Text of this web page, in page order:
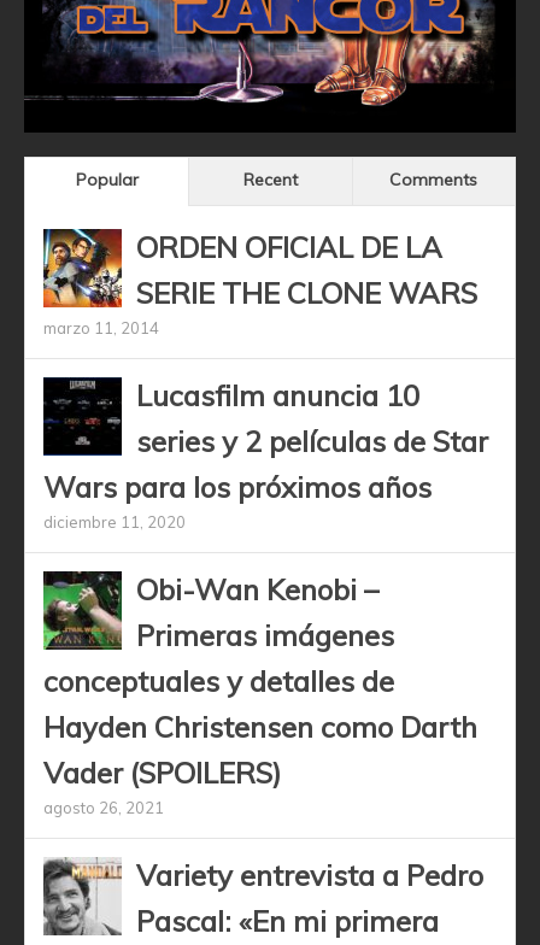
Popular Recent Comments
ORDEN OFICIAL DE LA
SERIE THE CLONE WARS
marzo 11, 2014
Lucasfilm anuncia 10
series y 2 películas de Star
Wars para los próximos años
diciembre 11, 2020
Obi-Wan Kenobi –
Primeras imágenes
conceptuales y detalles de
Hayden Christensen como Darth
Vader (SPOILERS)
agosto 26, 2021
Variety entrevista a Pedro
Pascal: «En mi primera